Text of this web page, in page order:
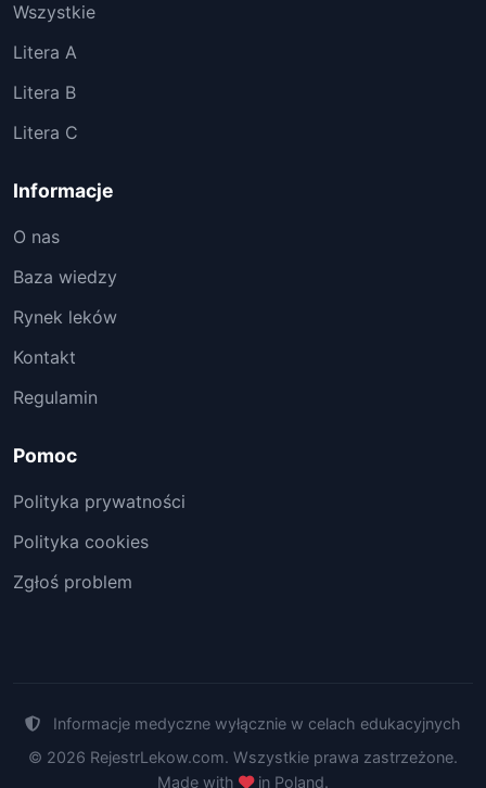
Wszystkie
Litera A
Litera B
Litera C
Informacje
O nas
Baza wiedzy
Rynek leków
Kontakt
Regulamin
Pomoc
Polityka prywatności
Polityka cookies
Zgłoś problem
Informacje medyczne wyłącznie w celach edukacyjnych
© 2026 RejestrLekow.com. Wszystkie prawa zastrzeżone.
Made with
in Poland.